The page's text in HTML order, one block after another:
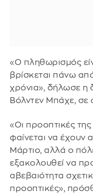
«Ο πληθωρισμός
βρίσκεται πάνω
χρόνια», δήλωσε η
Βόλντεν Μπάχε, σε
«Οι προοπτικές της
φαίνεται να έχουν
Μάρτιο, αλλά ο
εξακολουθεί να
αβεβαιότητα
προοπτικές»,